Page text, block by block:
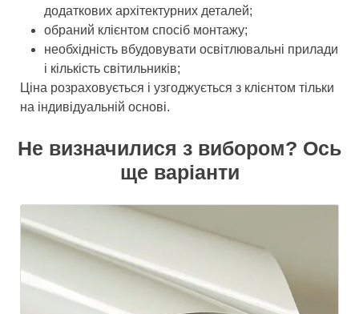
додаткових архітектурних деталей;
обраний клієнтом спосіб монтажу;
необхідність вбудовувати освітлювальні прилади
і кількість світильників;
Ціна розраховується і узгоджується з клієнтом тільки
на індивідуальній основі.
Не визначилися з вибором? Ось
ще варіанти